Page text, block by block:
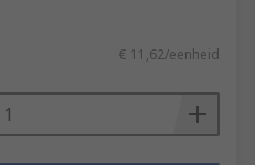
€ 11,62/eenheid